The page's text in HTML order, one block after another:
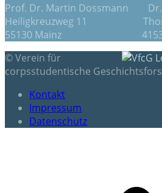
Prof. Dr. Martin Dossmann Dr.
Heiligkreuzweg 11
55130 Mainz 41539
© Verein für
corpsstudentische
Kontakt
Impressum
Datenschutz